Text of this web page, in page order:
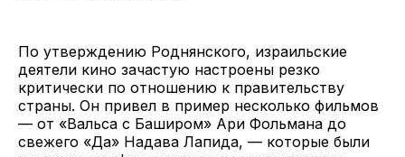
По утверждению Роднянского, израильские
деятели кино зачастую настроены резко
критически по отношению к правительству
страны. Он привел в пример несколько фильмов
— от «Вальса с Баширом» Ари Фольмана до
свежего «Да» Надава Лапида, — которые были